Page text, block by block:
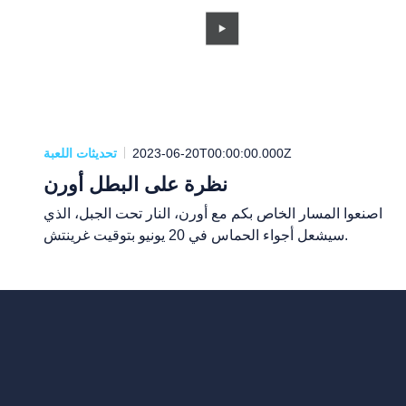
تحديثات اللعبة 2023-06-20T00:00:00.000Z
نظرة على البطل أورن
اصنعوا المسار الخاص بكم مع أورن، النار تحت الجبل، الذي
سيشعل أجواء الحماس في 20 يونيو بتوقيت غرينتش.